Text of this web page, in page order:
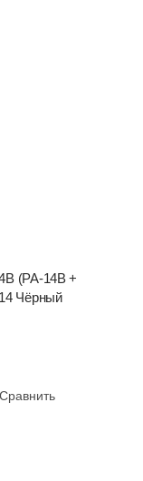
(PA-14B +
Чёрный
Сравнить